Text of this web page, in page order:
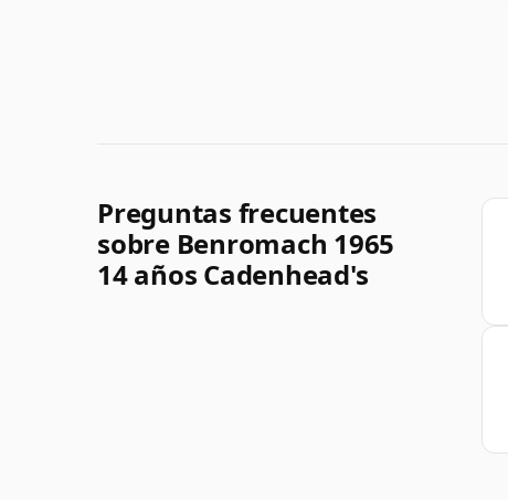
Preguntas frecuentes
sobre Benromach 1965
14 años Cadenhead's